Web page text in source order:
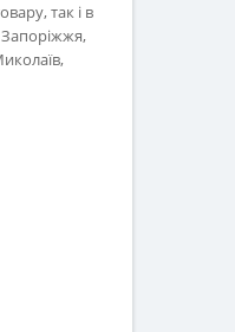
так і в
Запоріжжя,